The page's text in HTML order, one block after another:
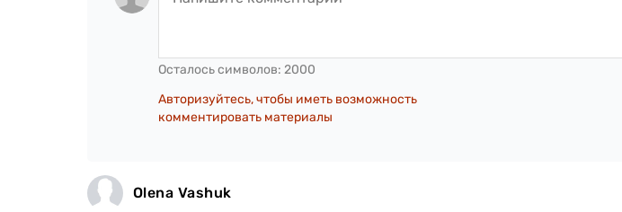
Осталось символов: 2000
Авторизуйтесь, чтобы иметь возможность
комментировать материалы
Olena Vashuk